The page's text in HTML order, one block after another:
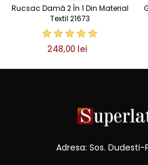
Rucsac Damă 2 În 1 Din Material
Textil 21673
248,00 lei
Adresa: Sos.